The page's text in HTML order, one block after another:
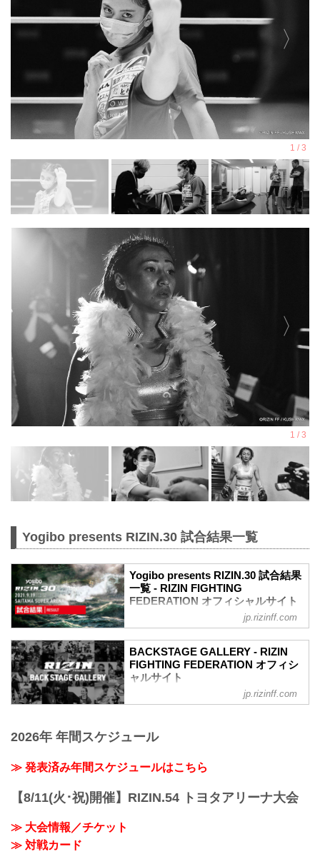
Yogibo presents RIZIN.30 試合結果一覧
Yogibo presents RIZIN.30 試合結果
一覧 - RIZIN FIGHTING
FEDERATION オフィシャルサイト
第10試合／バンタム級トーナメント 2回
RIZIN MMAトーナメントルール：5分
3R（61.0kg）
（WIN）朝倉海 vs. アラン“ヒロ”ヤマニハ
井上直樹 vs. 金太郎
3R（61.0kg）
3R 判定 （3-0）
jp.rizinff.com
BACKSTAGE GALLERY - RIZIN
FIGHTING FEDERATION オフィシ
ャルサイト
BACKSTAGE GALLERY の記事一覧 - 格
イジン ファイティング フェデレーショ
いきます。
jp.rizinff.com
2026年 年間スケジュール
≫ 発表済み年間スケジュールはこちら
【8/11(火･祝)開催】RIZIN.54 トヨタアリーナ大会
≫ 大会情報／チケット
≫ 対戦カード